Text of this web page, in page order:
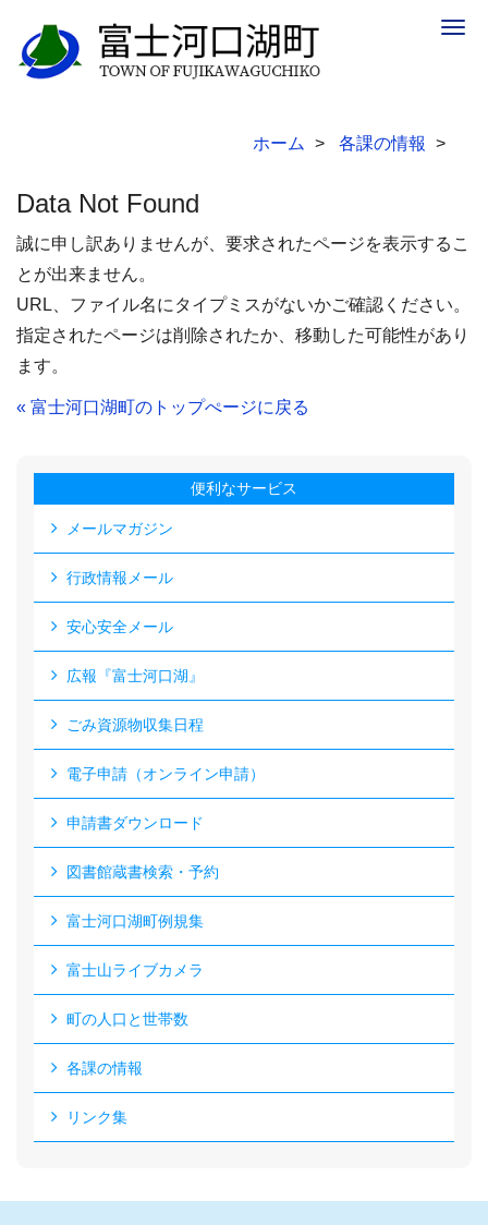
ホーム 各課の情報
Data Not Found
誠に申し訳ありませんが、要求されたページを表示するこ
とが出来ません。
URL、ファイル名にタイプミスがないかご確認ください。
指定されたページは削除されたか、移動した可能性があり
ます。
« 富士河口湖町のトップぺージに戻る
便利なサービス
メールマガジン
行政情報メール
安心安全メール
広報『富士河口湖』
ごみ資源物収集日程
電子申請（オンライン申請）
申請書ダウンロード
図書館蔵書検索・予約
富士河口湖町例規集
富士山ライブカメラ
町の人口と世帯数
各課の情報
リンク集